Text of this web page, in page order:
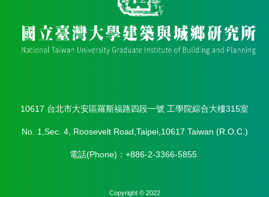
10617 台北市大安區羅斯福路四段一號 工學院綜合大樓315室
No. 1,Sec. 4, Roosevelt Road,Taipei,10617 Taiwan (R.O.C.)
電話(Phone)：+886-2-3366-5855
Copyright © 2022